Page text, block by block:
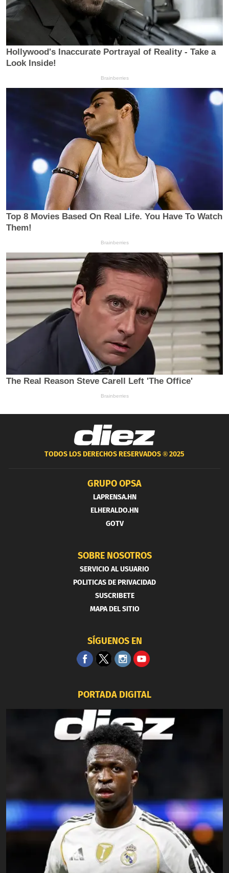
TODOS LOS DERECHOS RESERVADOS ®2025
GRUPO OPSA
LAPRENSA.HN
ELHERALDO.HN
GOTV
SOBRE NOSOTROS
SERVICIO AL USUARIO
POLITICAS DE PRIVACIDAD
SUSCRIBETE
MAPA DEL SITIO
SÍGUENOS EN
PORTADA DIGITAL